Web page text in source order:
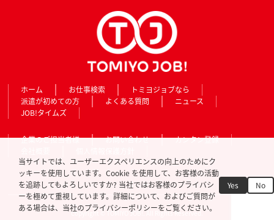
ホーム お仕事検索
トミヨジョブなら
派遣が初めての方
よくある質問
ニュース
JOB!タイムズ
企業のご担当者様 お問い合わせ
カンタン登録
Copyright © TOMIYO JOB!. All Rights Reserved.
当サイトでは、ユーザーエクスペリエンスの向上のためにク
ッキーを使用しています。Cookie を使用して、お客様の活動
を追跡してもよろしいですか? 当社ではお客様のプライバシ
ーを極めて重視しています。詳細について、およびご質問が
ある場合は、当社のプライバシーポリシーをご覧ください。
Yes No